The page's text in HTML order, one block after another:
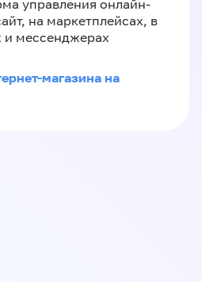
управления онлайн-
на маркетплейсах, в
и мессенджерах
магазина на